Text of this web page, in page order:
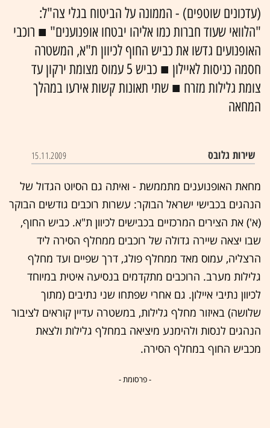
(עדכונים שוטפים) - הממונה על הביטוח בגלי צה"ל:
"הלוואי שעוד חברות כמו אליהו יבטחו אופנוענים" ■ רוכבי
האופנועים גדשו את כביש החוף לכיוון ת"א, המשטרה
חסמה כניסות לאיילון ■ כביש 5 עמוס מצומת ירקון עד
צומת גלילות מזרח ■ שתי תאונות קשות אירעו במהלך
המחאה
שירות גלובס 15.11.2009
מחאת האופנוענים מתממשת - ואיתה גם הסיוט הגדול של
הנהגים בכבישי ישראל הבוקר: עשרות רוכבים גודשים הבוקר
(א') את הצירים המרכזיים בכבישים לכיוון ת"א. כביש החוף,
שבו יצאה שיירה גדולה של רוכבים ממחלף הסירה ליד
הרצליה, עמוס מאד ממחלף פולג, דרך שפיים ועד מחלף
גלילות מערב. הרוכבים מתקדמים בנסיעה איטית במיוחד
לכיוון נתיבי איילון. גם אחרי שפתחו שני נתיבים (מתוך
שלושה) באיזור מחלף גלילות, במשטרה עדיין קוראים לציבור
הנהגים לנסות ולהימנע מיציאה במחלף גלילות ולצאת
מכביש החוף במחלף הסירה.
- פרסומת -